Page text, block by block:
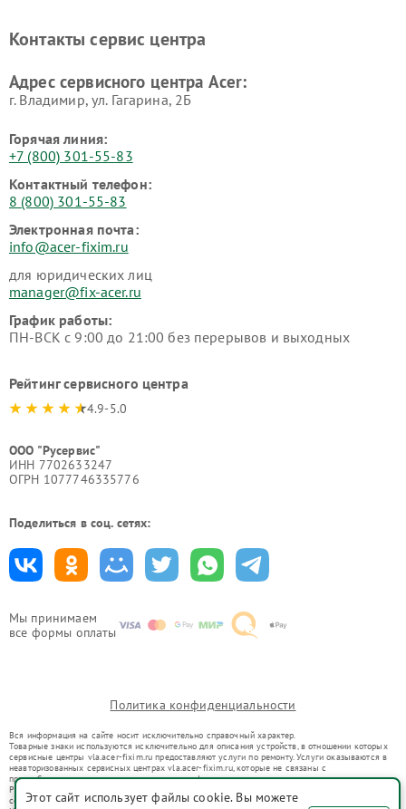
Мы принимаем
все формы оплаты
Контакты сервис центра
Адрес сервисного центра Acer:
г. Владимир, ул. Гагарина, 2Б
Горячая линия:
+7 (800) 301-55-83
Контактный телефон:
8 (800) 301-55-83
Электронная почта:
info@acer-fixim.ru
для юридических лиц
manager@fix-acer.ru
График работы:
ПН-ВСК с 9:00 до 21:00 без перерывов и выходных
Рейтинг сервисного центра
4.9-5.0
ООО "Русервис"
ИНН 7702633247
ОГРН 1077746335776
Поделиться в соц. сетях:
Политика конфиденциальности
Вся информация на сайте носит исключительно справочный характер.
Товарные знаки используются исключительно для описания устройств, в отношении которых
сервисные центры vla.acer-fixim.ru предоставляют услуги по ремонту. Услуги оказываются в
неавторизованных сервисных центрах vla.acer-fixim.ru, которые не связаны с
правообладателями товарных знаков или их официальными представителями.
Ремонт осуществляется для устройств, уже введенных в гражданский оборот в соответствии
со статьей 1487 ГК РФ.
Этот сайт использует файлы cookie. Вы можете